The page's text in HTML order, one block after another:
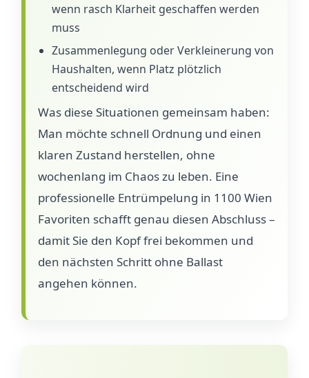
wenn rasch Klarheit geschaffen werden
muss
Zusammenlegung oder Verkleinerung von
Haushalten, wenn Platz plötzlich
entscheidend wird
Was diese Situationen gemeinsam haben:
Man möchte schnell Ordnung und einen
klaren Zustand herstellen, ohne
wochenlang im Chaos zu leben. Eine
professionelle Entrümpelung in 1100 Wien
Favoriten schafft genau diesen Abschluss –
damit Sie den Kopf frei bekommen und
den nächsten Schritt ohne Ballast
angehen können.